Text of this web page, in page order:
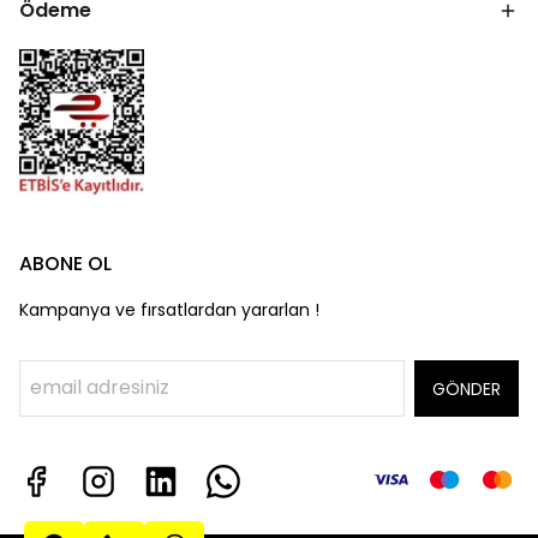
Ödeme
ABONE OL
Kampanya ve fırsatlardan yararlan !
GÖNDER